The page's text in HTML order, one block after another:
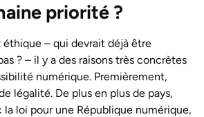
priorité ?
– qui devrait déjà être
? – il y a des raisons très concrètes
numérique. Premièrement,
légalité. De plus en plus de pays,
la loi pour une République numérique,